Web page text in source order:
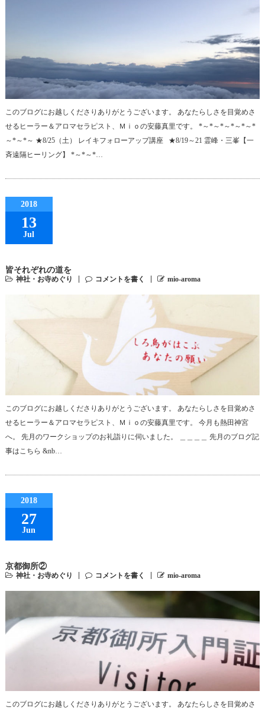
このブログにお越しくださりありがとうございます。 あなたらしさを目覚めさ
せるヒーラー＆アロマセラピスト、Ｍｉｏの安藤真里です。 *～*～*～*～*～*
～*～*～ ★8/25（土） レイキフォローアップ講座 ★8/19～21 霊峰・三峯【一
斉遠隔ヒーリング】 *～*～*…
2018
13
Jul
皆それぞれの道を
神社・お寺めぐり コメントを書く mio-aroma
このブログにお越しくださりありがとうございます。 あなたらしさを目覚めさ
せるヒーラー＆アロマセラピスト、Ｍｉｏの安藤真里です。 今月も熱田神宮
へ。 先月のワークショップのお礼詣りに伺いました。 ＿＿＿＿ 先月のブログ記
事はこちら &nb…
2018
27
Jun
京都御所②
神社・お寺めぐり コメントを書く mio-aroma
このブログにお越しくださりありがとうございます。 あなたらしさを目覚めさ